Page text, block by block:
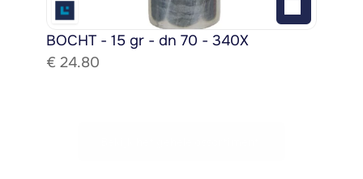
BOCHT - 15 gr - dn 70 - 340X
€ 24.80